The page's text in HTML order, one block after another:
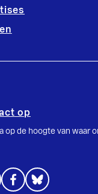
op
op de hoogte van waar